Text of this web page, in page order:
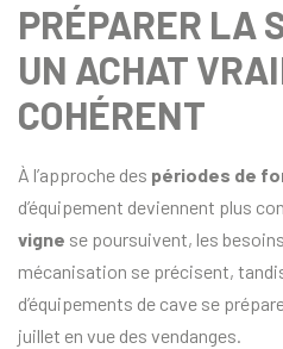
PRÉPARER LA
UN ACHAT
COHÉRENT
À l’approche des périodes de
d’équipement deviennent plus
vigne se poursuivent, les
mécanisation se précisent,
d’équipements de cave se
juillet en vue des vendanges.